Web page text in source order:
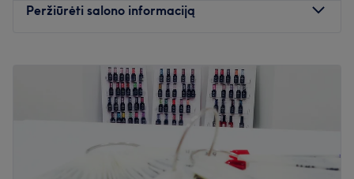
procedūros. Visažas.
Atidaryti salono profilį
Peržiūrėti salono informaciją
10:00
10:00
Ketvirtadienis
10:00
10:00
Šeštadienis
10:00
10:00 20:00